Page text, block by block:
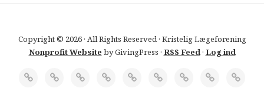
Copyright © 2026 · All Rights Reserved · Kristelig Lægeforening
Nonprofit Website by GivingPress · RSS Feed· Log ind